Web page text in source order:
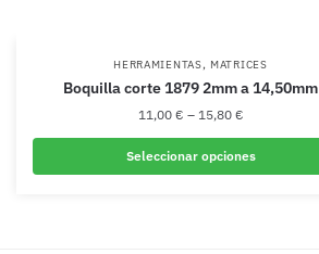
HERRAMIENTAS, MATRICES
Boquilla corte 1879 2mm a 14,50mm
11,00 € – 15,80 €
Seleccionar opciones